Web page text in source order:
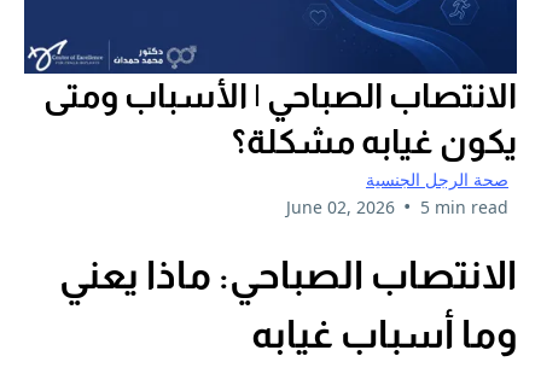
الانتصاب الصباحي | الأسباب ومتى
يكون غيابه مشكلة؟
صحة الرجل الجنسية
June 02, 2026 • 5 min read
الانتصاب الصباحي: ماذا يعني
وما أسباب غيابه